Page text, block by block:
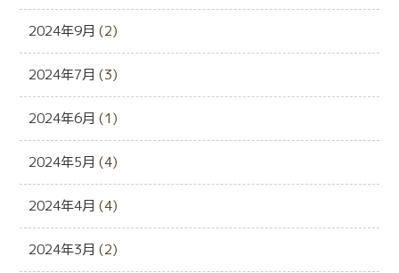
2024年9月 (2)
2024年7月 (3)
2024年6月 (1)
2024年5月 (4)
2024年4月 (4)
2024年3月 (2)